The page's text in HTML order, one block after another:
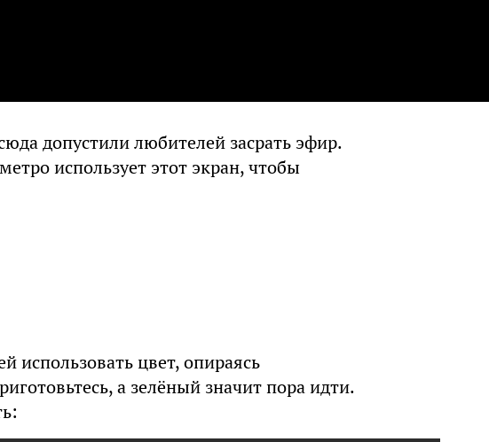
допустили любителей засрать эфир.
использует этот экран, чтобы
использовать цвет, опираясь
а зелёный значит пора идти.